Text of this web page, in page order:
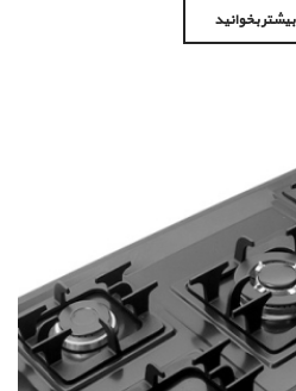
بیشتر بخوانید